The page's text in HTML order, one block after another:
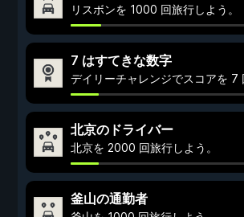
リスボンを 1000 回旅行しよう。
7 はすてきな数字
デイリーチャレンジでスコアを 7
北京のドライバー
北京を 2000 回旅行しよう。
釜山の通勤者